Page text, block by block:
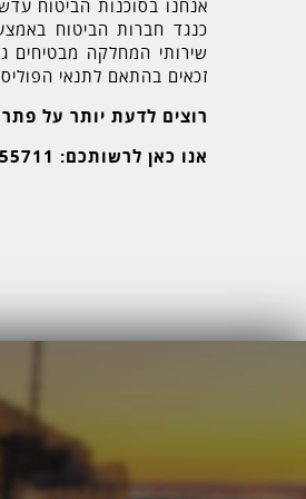
אנחנו בסוכנות הביטוח
כנגד חברות הביטוח
שירותי המחלקה מבטיחים
זכאים בהתאם לתנאי
רוצים לדעת יותר על
אנו כאן לרשותכם: